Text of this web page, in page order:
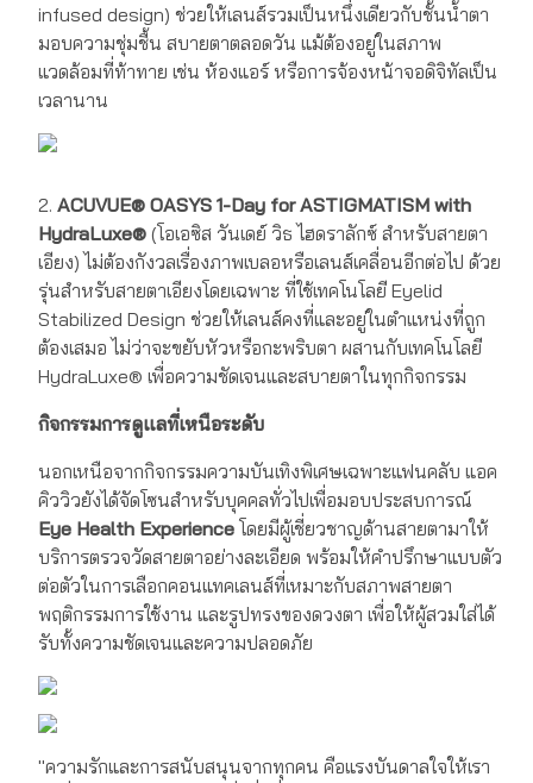
infused design) ช่วยให้เลนส์รวมเป็นหนึ่งเดียวกับชั้นน้ำตา
มอบความชุ่มชื้น สบายตาตลอดวัน แม้ต้องอยู่ในสภาพ
แวดล้อมที่ท้าทาย เช่น ห้องแอร์ หรือการจ้องหน้าจอดิจิทัลเป็น
เวลานาน
2. ACUVUE® OASYS 1-Day for ASTIGMATISM with
HydraLuxe® (โอเอซิส วันเดย์ วิธ ไฮดราลักซ์ สำหรับสายตา
เอียง) ไม่ต้องกังวลเรื่องภาพเบลอหรือเลนส์เคลื่อนอีกต่อไป ด้วย
รุ่นสำหรับสายตาเอียงโดยเฉพาะ ที่ใช้เทคโนโลยี Eyelid
Stabilized Design ช่วยให้เลนส์คงที่และอยู่ในตำแหน่งที่ถูก
ต้องเสมอ ไม่ว่าจะขยับหัวหรือกะพริบตา ผสานกับเทคโนโลยี
HydraLuxe® เพื่อความชัดเจนและสบายตาในทุกกิจกรรม
กิจกรรมการดูแลที่เหนือระดับ
นอกเหนือจากกิจกรรมความบันเทิงพิเศษเฉพาะแฟนคลับ แอค
คิววิวยังได้จัดโซนสำหรับบุคคลทั่วไปเพื่อมอบประสบการณ์
Eye Health Experience โดยมีผู้เชี่ยวชาญด้านสายตามาให้
บริการตรวจวัดสายตาอย่างละเอียด พร้อมให้คำปรึกษาแบบตัว
ต่อตัวในการเลือกคอนแทคเลนส์ที่เหมาะกับสภาพสายตา
พฤติกรรมการใช้งาน และรูปทรงของดวงตา เพื่อให้ผู้สวมใส่ได้
รับทั้งความชัดเจนและความปลอดภัย
"ความรักและการสนับสนุนจากทุกคน คือแรงบันดาลใจให้เรา